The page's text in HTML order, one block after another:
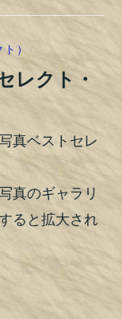
）
レクト・
真ベストセレ
真のギャラリ
ると拡大され